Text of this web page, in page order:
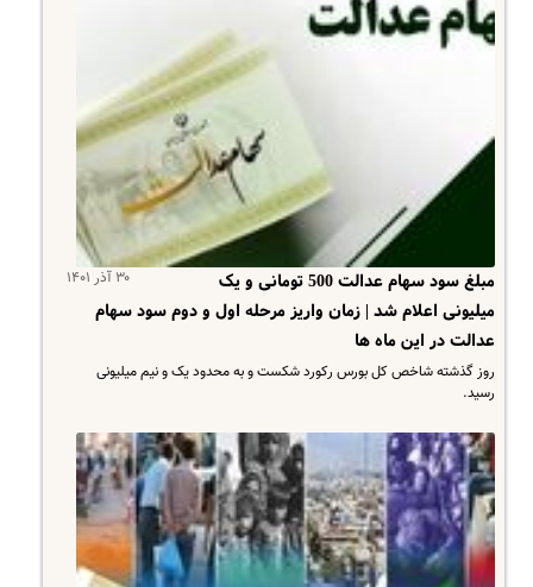
۳۰ آذر ۱۴۰۱
مبلغ سود سهام عدالت 500 تومانی و یک
میلیونی اعلام شد | زمان واریز مرحله اول و دوم سود سهام
عدالت در این ماه ها
روز گذشته شاخص کل بورس رکورد شکست و به محدود یک و نیم میلیونی
رسید.